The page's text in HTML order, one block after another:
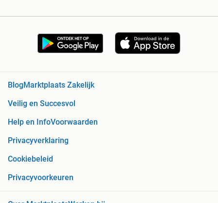
Blog Marktplaats Zakelijk
Veilig en Succesvol
Help en InfoVoorwaarden
Privacyverklaring
Cookiebeleid
Privacyvoorkeuren